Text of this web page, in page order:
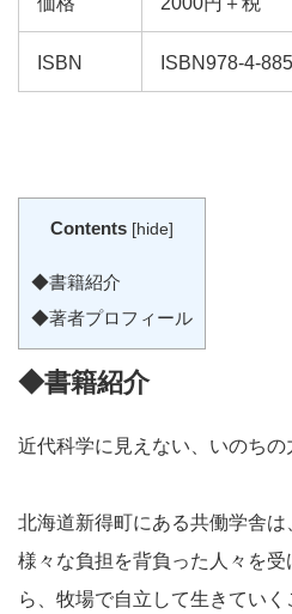
ISBN ISBN978-4-
Contents [hide]
◆書籍紹介
◆著者プロフィール
◆書籍紹介
近代科学に見えない、いのちの
北海道新得町にある共働学舎
様々な負担を背負った人々を
ら、牧場で自立して生きてい